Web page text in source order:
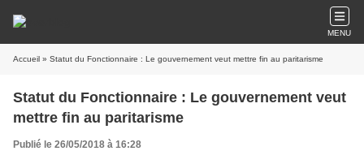
MENU
Accueil » Statut du Fonctionnaire : Le gouvernement veut mettre fin au paritarisme
Statut du Fonctionnaire : Le gouvernement veut
mettre fin au paritarisme
Publié le 26/05/2018 à 16:28